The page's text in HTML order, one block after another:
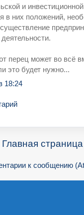
и
в них положений,
перец может во всё
это будет нужно...
18:24
Главная страница
к сообщению